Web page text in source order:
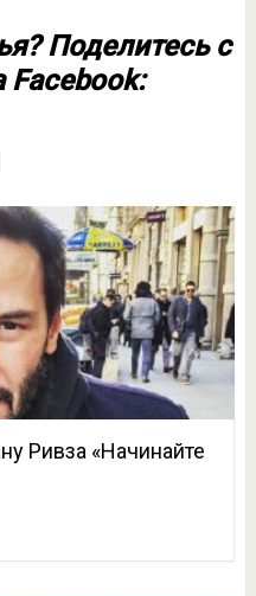
Поделитесь с
Facebook:
Ривза «Начинайте